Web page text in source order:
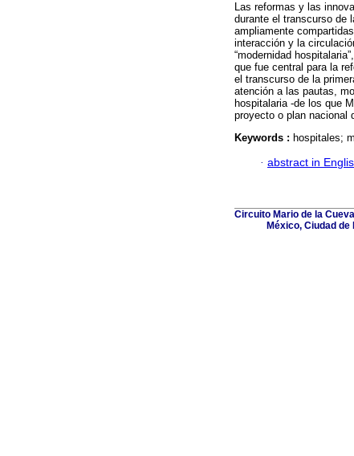
Las reformas y las
durante el transcurso de
ampliamente
interacción y la
“modernidad
que fue central para la
el transcurso de la
atención a las pautas,
hospitalaria -de los que
proyecto o plan nacional
Keywords : hospitales;
· abstract in
Circuito Mario de la
México, Ciudad de